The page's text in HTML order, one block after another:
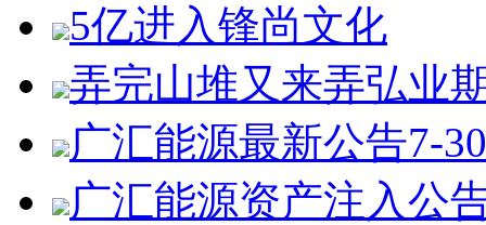
5亿进入锋尚文化
弄完山堆又来弄弘业
广汇能源最新公告7-30
广汇能源资产注入公